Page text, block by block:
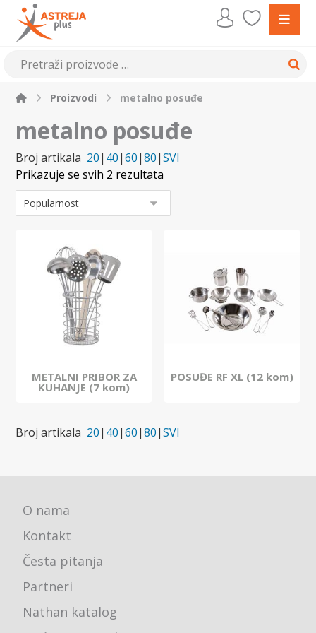
Proizvodi metalno posuđe
metalno posuđe
Broj artikala 20| 40|60|80|SVI
Prikazuje se svih 2 rezultata
METALNI PRIBOR ZA
KUHANJE (7 kom)
POSUĐE RF XL (12 kom)
Broj artikala 20| 40|60|80|SVI
O nama
Kontakt
Česta pitanja
Partneri
Nathan katalog